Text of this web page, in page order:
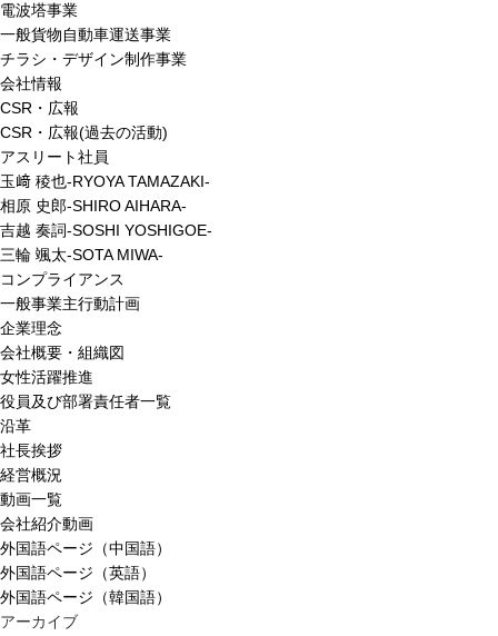
電波塔事業
一般貨物自動車運送事業
チラシ・デザイン制作事業
会社情報
CSR・広報
CSR・広報(過去の活動)
アスリート社員
玉﨑 稜也-RYOYA TAMAZAKI-
相原 史郎-SHIRO AIHARA-
吉越 奏詞-SOSHI YOSHIGOE-
三輪 颯太-SOTA MIWA-
コンプライアンス
一般事業主行動計画
企業理念
会社概要・組織図
女性活躍推進
役員及び部署責任者一覧
沿革
社長挨拶
経営概況
動画一覧
会社紹介動画
外国語ページ（中国語）
外国語ページ（英語）
外国語ページ（韓国語）
アーカイブ